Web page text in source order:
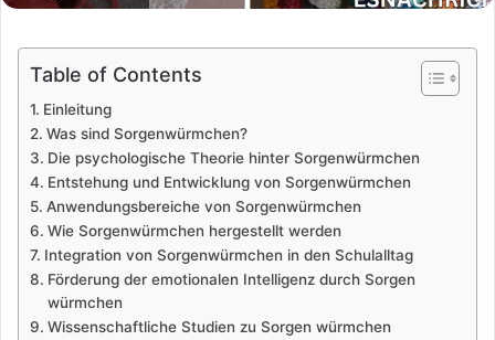
Table of Contents
Einleitung
Was sind Sorgenwürmchen?
Die psychologische Theorie hinter Sorgenwürmchen
Entstehung und Entwicklung von Sorgenwürmchen
Anwendungsbereiche von Sorgenwürmchen
Wie Sorgenwürmchen hergestellt werden
Integration von Sorgenwürmchen in den Schulalltag
Förderung der emotionalen Intelligenz durch Sorgen
würmchen
Wissenschaftliche Studien zu Sorgen würmchen